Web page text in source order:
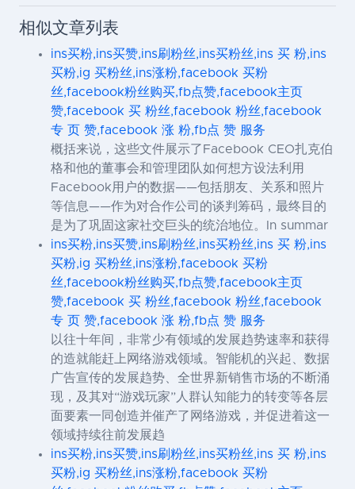
相似文章列表
ins买粉,ins买赞,ins刷粉丝,ins买粉丝,ins 买 粉,ins
买粉,ig 买粉丝,ins涨粉,facebook 买粉
丝,facebook粉丝购买,fb点赞,facebook主页
赞,facebook 买 粉丝,facebook 粉丝,facebook
专 页 赞,facebook 涨 粉,fb点 赞 服务
概括来说，这些文件展示了Facebook CEO扎克伯
格和他的董事会和管理团队如何想方设法利用
Facebook用户的数据——包括朋友、关系和照片
等信息——作为对合作公司的谈判筹码，最终目的
是为了巩固这家社交巨头的统治地位。In summar
ins买粉,ins买赞,ins刷粉丝,ins买粉丝,ins 买 粉,ins
买粉,ig 买粉丝,ins涨粉,facebook 买粉
丝,facebook粉丝购买,fb点赞,facebook主页
赞,facebook 买 粉丝,facebook 粉丝,facebook
专 页 赞,facebook 涨 粉,fb点 赞 服务
以往十年间，非常少有领域的发展趋势速率和获得
的造就能赶上网络游戏领域。智能机的兴起、数据
广告宣传的发展趋势、全世界新销售市场的不断涌
现，及其对“游戏玩家”人群认知能力的转变等各层
面要素一同创造并催产了网络游戏，并促进着这一
领域持续往前发展趋
ins买粉,ins买赞,ins刷粉丝,ins买粉丝,ins 买 粉,ins
买粉,ig 买粉丝,ins涨粉,facebook 买粉